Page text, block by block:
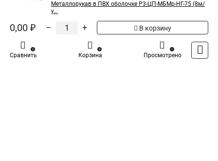
Металлорукав в ПВХ оболочке Р3-ЦП-МБМр-НГ-75 (8м/
у...
0,00 ₽ – + В корзину
Сравнить
0
Корзина
0
Просмотрено
1